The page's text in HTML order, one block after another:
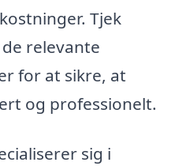
Tjek
relevante
for at sikre, at
og professionelt.
sig i